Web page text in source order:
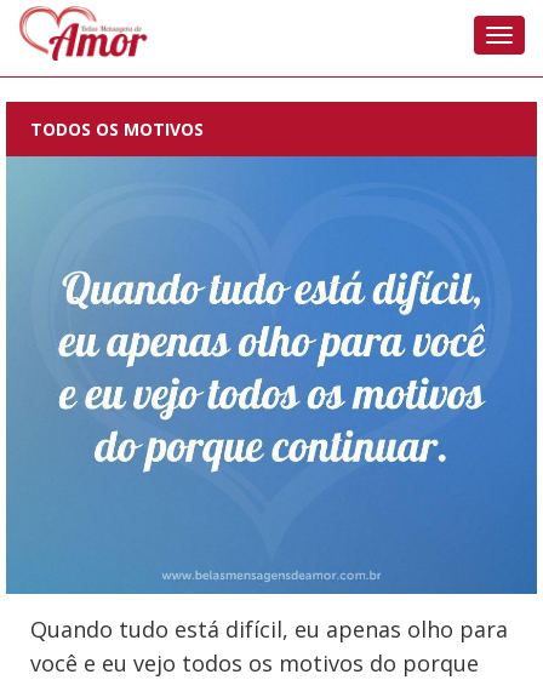
TODOS OS MOTIVOS
Quando tudo está difícil, eu apenas olho para
você e eu vejo todos os motivos do porque